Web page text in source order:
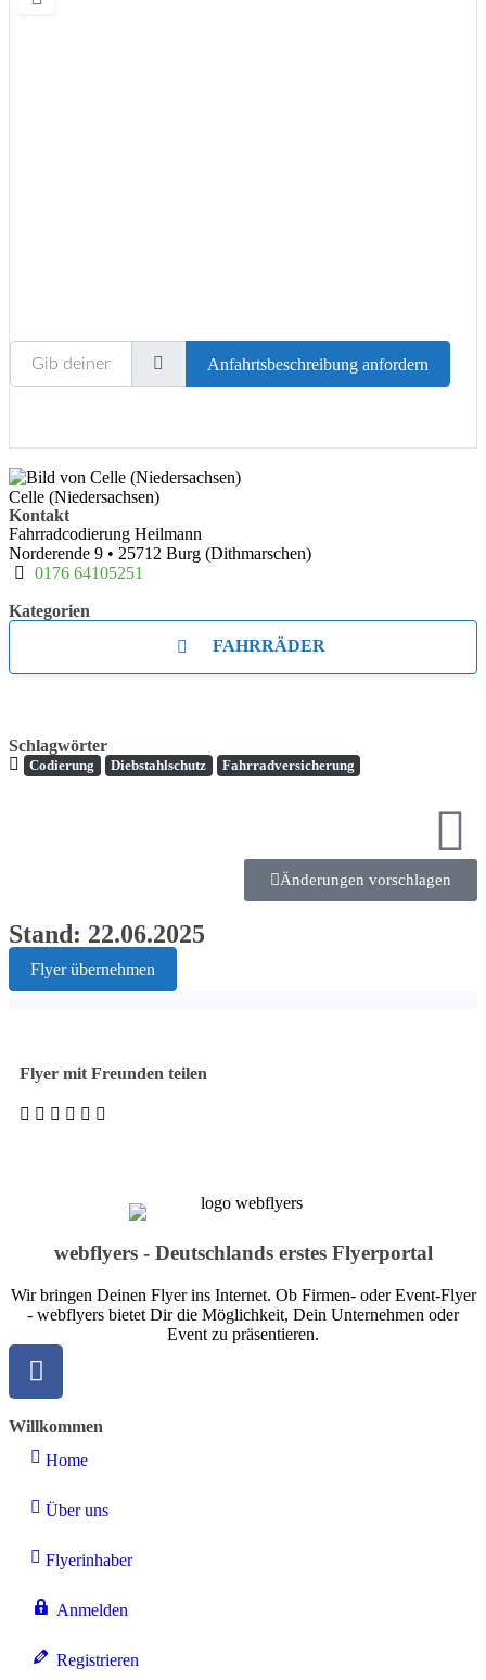
Gib deinen Standort ein.
Anfahrtsbeschreibung anfordern
Celle (Niedersachsen)
Kontakt
Fahrradcodierung Heilmann
Norderende 9 • 25712 Burg (Dithmarschen)
0176 64105251
Kategorien
FAHRRÄDER
Schlagwörter
Codierung Diebstahlschutz Fahrradversicherung
Änderungen vorschlagen
Stand: 22.06.2025
Flyer übernehmen
Flyer mit Freunden teilen
webflyers - Deutschlands erstes Flyerportal
Wir bringen Deinen Flyer ins Internet. Ob Firmen- oder Event-Flyer
- webflyers bietet Dir die Möglichkeit, Dein Unternehmen oder
Event zu präsentieren.
Willkommen
Home
Über uns
Flyerinhaber
Anmelden
Registrieren